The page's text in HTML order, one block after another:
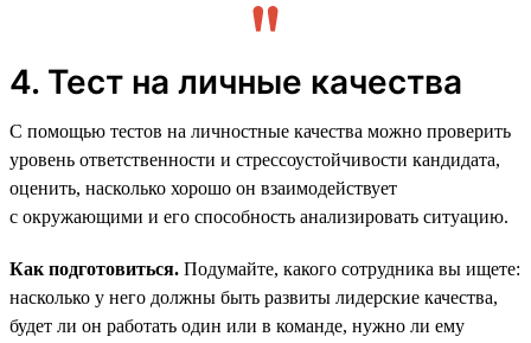
4. Тест на личные качества
С помощью тестов на личностные качества можно проверить
уровень ответственности и стрессоустойчивости кандидата,
оценить, насколько хорошо он взаимодействует
с окружающими и его способность анализировать ситуацию.
Как подготовиться. Подумайте, какого сотрудника вы ищете:
насколько у него должны быть развиты лидерские качества,
будет ли он работать один или в команде, нужно ли ему